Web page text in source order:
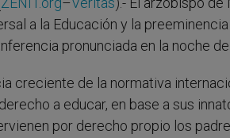
a la Educación y la
pronunciada en la noche
creciente de la normativa
a educar, en base a sus
por derecho propio los